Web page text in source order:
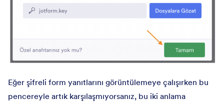
Eğer şifreli form yanıtlarını görüntülemeye çalışırken bu
pencereyle artık karşılaşmıyorsanız, bu iki anlama